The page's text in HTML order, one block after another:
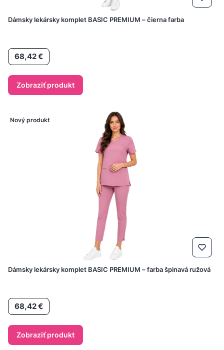
Dámsky lekársky komplet BASIC PREMIUM – čierna farba
Cena
68,42 €
Zobraziť produkt
Nový produkt
Dámsky lekársky komplet BASIC PREMIUM – farba špinavá ružová
Cena
68,42 €
Zobraziť produkt